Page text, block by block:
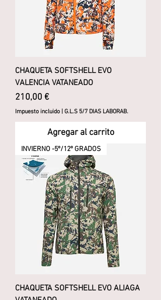
CHAQUETA SOFTSHELL EVO
VALENCIA VATANEADO
Precio
210,00 €
Impuesto incluido G.L.S 5/7 DIAS LABORAB.
Agregar al carrito
INVIERNO -5º/12º GRADOS
CHAQUETA SOFTSHELL EVO ALIAGA